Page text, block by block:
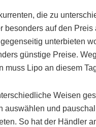
die zu
besonders auf den
gegenseitig unterbieten
günstige Preise.
muss Lipo an diesem
Weisen
auswählen und
So hat der Händler